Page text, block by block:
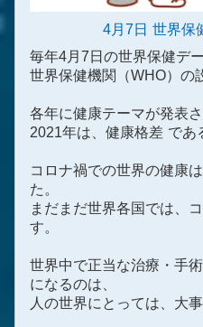
4月7日 世界保
毎年4月7日の世界保健デー
世界保健機関（WHO）の
各年に健康テーマが発表
2021年は、健康格差 であ
コロナ禍での世界の健康
た。
まだまだ世界各国では、
す。
世界中で正当な治療・手
になるのは、
人の世界にとっては、大